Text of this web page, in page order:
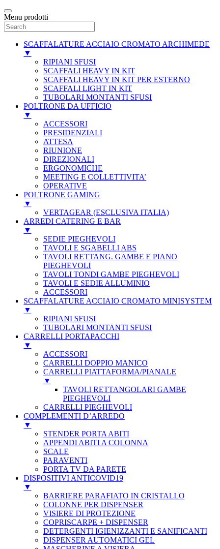
Menu prodotti
SCAFFALATURE ACCIAIO CROMATO ARCHIMEDE
▼
RIPIANI SFUSI
SCAFFALI HEAVY IN KIT
SCAFFALI HEAVY IN KIT PER ESTERNO
SCAFFALI LIGHT IN KIT
TUBOLARI MONTANTI SFUSI
POLTRONE DA UFFICIO
▼
ACCESSORI
PRESIDENZIALI
ATTESA
RIUNIONE
DIREZIONALI
ERGONOMICHE
MEETING E COLLETTIVITA’
OPERATIVE
POLTRONE GAMING
▼
VERTAGEAR (ESCLUSIVA ITALIA)
ARREDI CATERING E BAR
▼
SEDIE PIEGHEVOLI
TAVOLI E SGABELLI ABS
TAVOLI RETTANG. GAMBE E PIANO
PIEGHEVOLI
TAVOLI TONDI GAMBE PIEGHEVOLI
TAVOLI E SEDIE ALLUMINIO
ACCESSORI
SCAFFALATURE ACCIAIO CROMATO MINISYSTEM
▼
RIPIANI SFUSI
TUBOLARI MONTANTI SFUSI
CARRELLI PORTAPACCHI
▼
ACCESSORI
CARRELLI DOPPIO MANICO
CARRELLI PIATTAFORMA/PIANALE
▼
TAVOLI RETTANGOLARI GAMBE
PIEGHEVOLI
CARRELLI PIEGHEVOLI
COMPLEMENTI D’ARREDO
▼
STENDER PORTA ABITI
APPENDI ABITI A COLONNA
SCALE
PARAVENTI
PORTA TV DA PARETE
DISPOSITIVI ANTICOVID19
▼
BARRIERE PARAFIATO IN CRISTALLO
COLONNE PER DISPENSER
VISIERE DI PROTEZIONE
COPRISCARPE + DISPENSER
DETERGENTI IGIENIZZANTI E SANIFICANTI
DISPENSER AUTOMATICI GEL